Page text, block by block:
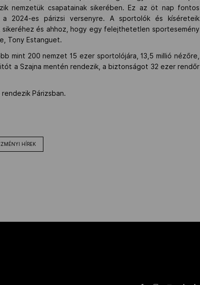
nemzetük csapatainak sikerében. Ez az öt nap fontos
2024-es párizsi versenyre. A sportolók és kíséreteik
és ahhoz, hogy egy felejthetetlen sportesemény
Tony Estanguet.
mint 200 nemzet 15 ezer sportolójára, 13,5 millió nézőre,
a Szajna mentén rendezik, a biztonságot 32 ezer rendőr
Párizsban.
HÍREK